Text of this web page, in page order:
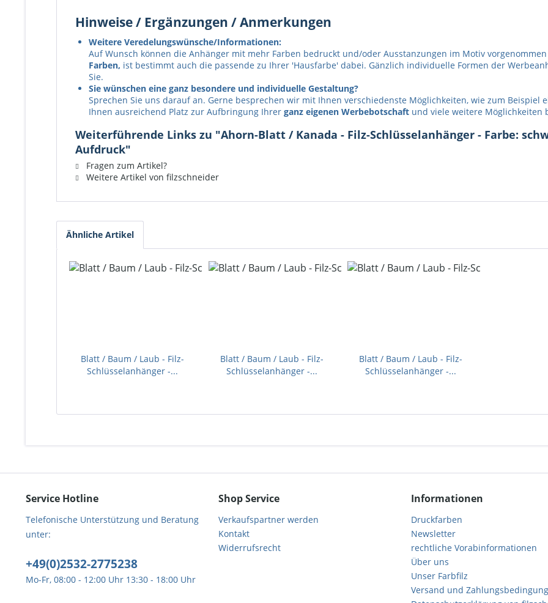
Hinweise / Ergänzungen / Anmerkungen
Weitere Veredelungswünsche/Informationen:
Auf Wunsch können die Anhänger mit mehr Farben bedruckt und/oder Ausstanzungen im Motiv
Farben, ist bestimmt auch die passende zu Ihrer 'Hausfarbe' dabei. Gänzlich individuelle Formen der
Sie.
Sie wünschen eine ganz besondere und individuelle Gestaltung?
Sprechen Sie uns darauf an. Gerne besprechen wir mit Ihnen verschiedenste Möglichkeiten, wie zum Beispiel
Ihnen ausreichend Platz zur Aufbringung Ihrer ganz eigenen Werbebotschaft und viele weitere Möglichkeiten
Weiterführende Links zu "Ahorn-Blatt / Kanada - Filz-Schlüsselanhänger - Farbe:
Aufdruck"
Fragen zum Artikel?
Weitere Artikel von filzschneider
Ähnliche Artikel
Blatt / Baum / Laub - Filz-
Schlüsselanhänger -...
Blatt / Baum / Laub - Filz-
Schlüsselanhänger -...
Blatt / Baum / Laub - Filz-
Schlüsselanhänger -...
Service Hotline
Telefonische Unterstützung und Beratung
unter:
+49(0)2532-2775238
Mo-Fr, 08:00 - 12:00 Uhr 13:30 - 18:00 Uhr
Shop Service
Verkaufspartner werden
Kontakt
Widerrufsrecht
Informationen
Druckfarben
Newsletter
rechtliche Vorabinformationen
Über uns
Unser Farbfilz
Versand und